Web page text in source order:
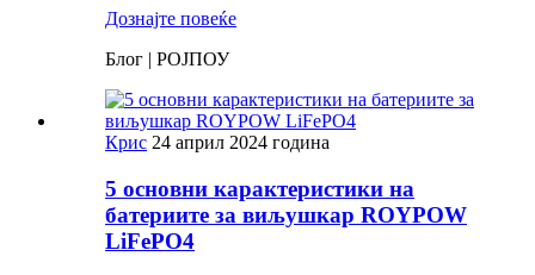
Дознајте повеќе
Блог | РОЈПОУ
Крис 24 април 2024 година
5 основни карактеристики на
батериите за виљушкар ROYPOW
LiFePO4